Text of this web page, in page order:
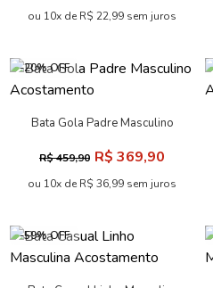
ou 10x de R$ 22,99 sem juros
-20% OFF
Bata Gola Padre Masculino
R$ 459,90 R$ 369,90
ou 10x de R$ 36,99 sem juros
-59% OFF